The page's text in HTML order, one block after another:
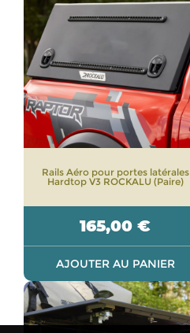
Rails Aéro pour portes latérales
Hardtop V3 ROCKALU (Paire)
165,00 €
AJOUTER AU PANIER